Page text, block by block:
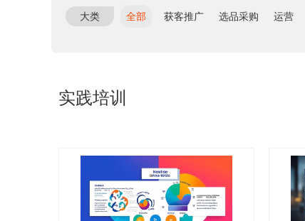
大类 全部 获客推广 选品采购 运营
实践培训